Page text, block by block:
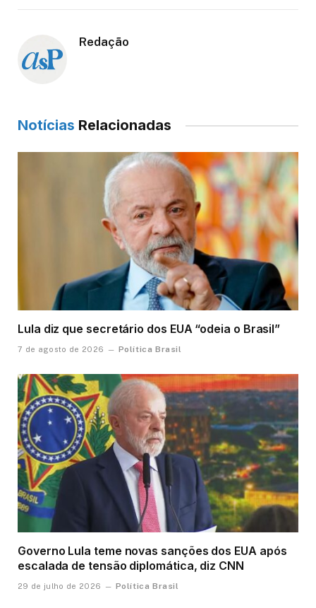
Redação
Notícias Relacionadas
Lula diz que secretário dos EUA “odeia o Brasil”
7 de agosto de 2026 Política Brasil
Governo Lula teme novas sanções dos EUA após
escalada de tensão diplomática, diz CNN
29 de julho de 2026 Política Brasil